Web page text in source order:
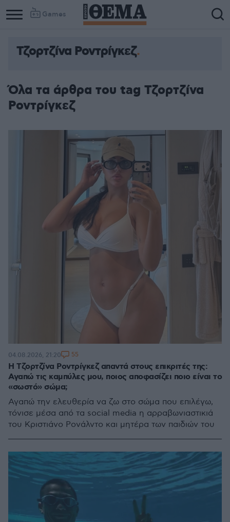
Games
Τζορτζίνα Ροντρίγκεζ
Όλα τα άρθρα του tag Τζορτζίνα
Ροντρίγκεζ
H Τζορτζίνα Ροντρίγκεζ απαντά στους επικριτές της:
Αγαπώ τις καμπύλες μου, ποιος αποφασίζει ποιο είναι το
«σωστό» σώμα;
Αγαπώ την ελευθερία να ζω στο σώμα που επιλέγω,
τόνισε μέσα από τα social media η αρραβωνιαστικιά
του Κριστιάνο Ρονάλντο και μητέρα των παιδιών του
04.08.2026, 21:20 55